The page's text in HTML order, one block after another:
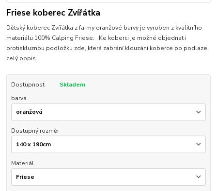
Friese koberec Zvířátka
Dětský koberec Zvířátka z farmy oranžové barvy je vyroben z kvalitního
materiálu 100% Calping Friese. Ke koberci je možné objednat i
protiskluznou podložku zde, která zabrání klouzání koberce po podlaze.
celý popis
Dostupnost
Skladem
barva
Dostupný rozměr
Materiál